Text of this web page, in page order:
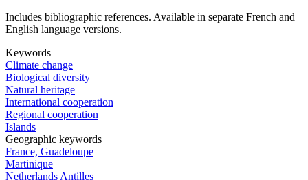
Includes bibliographic references. Available in separate French and
English language versions.
Keywords
Climate change
Biological diversity
Natural heritage
International cooperation
Regional cooperation
Islands
Geographic keywords
France, Guadeloupe
Martinique
Netherlands Antilles